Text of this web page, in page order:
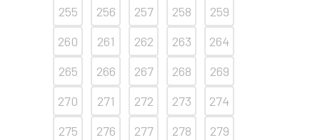
255
256 257 258
259
260
261 262 263
264
265
266 267 268
269
270
271 272 273
274
275
276 277 278
279